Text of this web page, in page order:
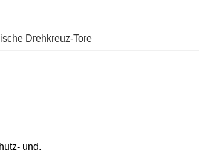
Drehkreuz-Tore
und.